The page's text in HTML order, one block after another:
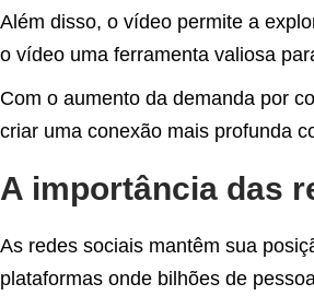
Além disso, o vídeo permite a
o vídeo uma ferramenta valiosa
Com o aumento da demanda por
criar uma conexão mais profunda
A importância das
As redes sociais mantêm sua
plataformas onde bilhões de